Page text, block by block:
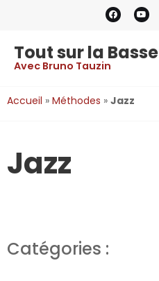
Tout sur la Basse
Avec Bruno Tauzin
Accueil » Méthodes » Jazz
Jazz
Catégories :